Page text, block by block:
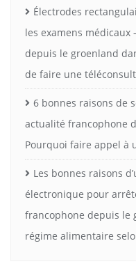
Électrodes
les examens médicaux
depuis le groenland
de faire une
6 bonnes raisons de
actualité francophone
Pourquoi faire appel à
Les bonnes raisons
électronique pour
francophone depuis le
régime alimentaire